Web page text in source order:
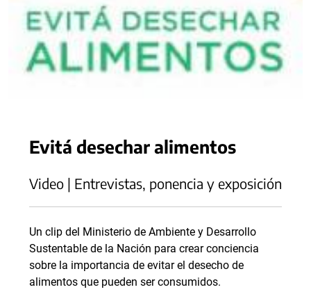
Evitá desechar alimentos
Video | Entrevistas, ponencia y exposición
Un clip del Ministerio de Ambiente y Desarrollo
Sustentable de la Nación para crear conciencia
sobre la importancia de evitar el desecho de
alimentos que pueden ser consumidos.